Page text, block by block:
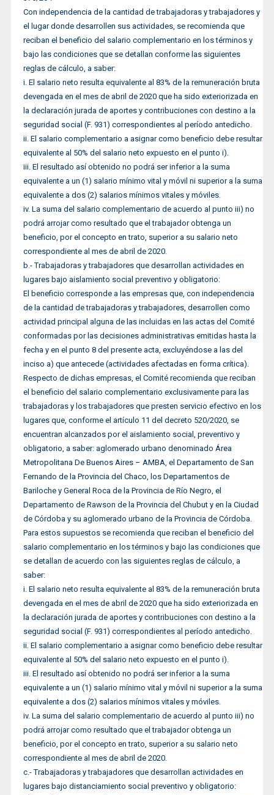
Con independencia de la cantidad de trabajadoras y trabajadores y
el lugar donde desarrollen sus actividades, se recomienda que
reciban el beneficio del salario complementario en los términos y
bajo las condiciones que se detallan conforme las siguientes
reglas de cálculo, a saber:
i. El salario neto resulta equivalente al 83% de la remuneración bruta
devengada en el mes de abril de 2020 que ha sido exteriorizada en
la declaración jurada de aportes y contribuciones con destino a la
seguridad social (F. 931) correspondientes al período antedicho.
ii. El salario complementario a asignar como beneficio debe resultar
equivalente al 50% del salario neto expuesto en el punto i).
iii. El resultado así obtenido no podrá ser inferior a la suma
equivalente a un (1) salario mínimo vital y móvil ni superior a la suma
equivalente a dos (2) salarios mínimos vitales y móviles.
iv. La suma del salario complementario de acuerdo al punto iii) no
podrá arrojar como resultado que el trabajador obtenga un
beneficio, por el concepto en trato, superior a su salario neto
correspondiente al mes de abril de 2020.
b.- Trabajadoras y trabajadores que desarrollan actividades en
lugares bajo aislamiento social preventivo y obligatorio:
El beneficio corresponde a las empresas que, con independencia
de la cantidad de trabajadoras y trabajadores, desarrollen como
actividad principal alguna de las incluidas en las actas del Comité
conformadas por las decisiones administrativas emitidas hasta la
fecha y en el punto 8 del presente acta, excluyéndose a las del
inciso a) que antecede (actividades afectadas en forma crítica).
Respecto de dichas empresas, el Comité recomienda que reciban
el beneficio del salario complementario exclusivamente para las
trabajadoras y los trabajadores que presten servicio efectivo en los
lugares que, conforme el artículo 11 del decreto 520/2020, se
encuentran alcanzados por el aislamiento social, preventivo y
obligatorio, a saber: aglomerado urbano denominado Área
Metropolitana De Buenos Aires – AMBA, el Departamento de San
Fernando de la Provincia del Chaco, los Departamentos de
Bariloche y General Roca de la Provincia de Río Negro, el
Departamento de Rawson de la Provincia del Chubut y en la Ciudad
de Córdoba y su aglomerado urbano de la Provincia de Córdoba.
Para estos supuestos se recomienda que reciban el beneficio del
salario complementario en los términos y bajo las condiciones que
se detallan de acuerdo con las siguientes reglas de cálculo, a
saber:
i. El salario neto resulta equivalente al 83% de la remuneración bruta
devengada en el mes de abril de 2020 que ha sido exteriorizada en
la declaración jurada de aportes y contribuciones con destino a la
seguridad social (F. 931) correspondientes al período antedicho.
ii. El salario complementario a asignar como beneficio debe resultar
equivalente al 50% del salario neto expuesto en el punto i).
iii. El resultado así obtenido no podrá ser inferior a la suma
equivalente a un (1) salario mínimo vital y móvil ni superior a la suma
equivalente a dos (2) salarios mínimos vitales y móviles.
iv. La suma del salario complementario de acuerdo al punto iii) no
podrá arrojar como resultado que el trabajador obtenga un
beneficio, por el concepto en trato, superior a su salario neto
correspondiente al mes de abril de 2020.
c.- Trabajadoras y trabajadores que desarrollan actividades en
lugares bajo distanciamiento social preventivo y obligatorio: